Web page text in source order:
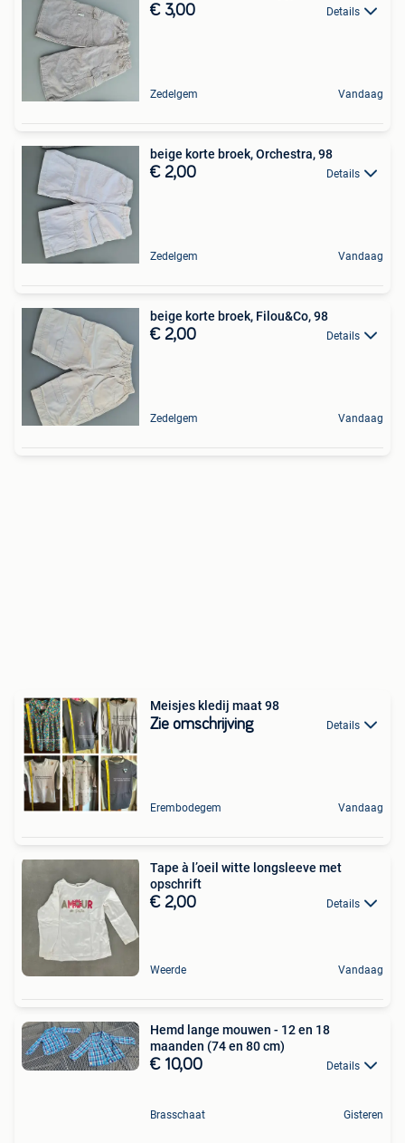
€ 3,00 Details
Zedelgem Vandaag
beige korte broek, Orchestra, 98
€ 2,00 Details
Zedelgem Vandaag
beige korte broek, Filou&Co, 98
€ 2,00 Details
Zedelgem Vandaag
Meisjes kledij maat 98
Zie omschrijving Details
Erembodegem Vandaag
Tape à l’oeil witte longsleeve met
opschrift
€ 2,00 Details
Weerde Vandaag
Hemd lange mouwen - 12 en 18
maanden (74 en 80 cm)
€ 10,00 Details
Brasschaat Gisteren